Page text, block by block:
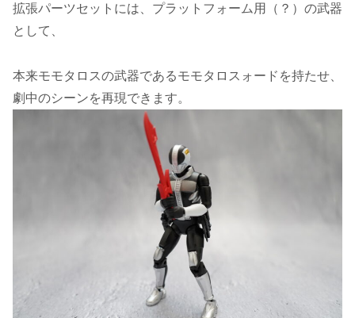
拡張パーツセットには、プラットフォーム用（？）の武器
として、
本来モモタロスの武器であるモモタロスォードを持たせ、
劇中のシーンを再現できます。